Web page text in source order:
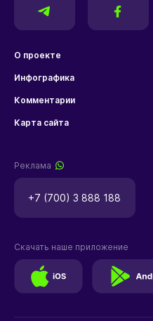
О проекте
Инфографика
Комментарии
Карта сайта
Реклама
+7 (700) 3 888 188
Скачать наше приложение